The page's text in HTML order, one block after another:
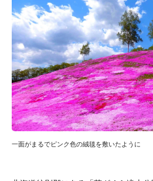
一面がまるでピンク色の絨毯を敷いたように